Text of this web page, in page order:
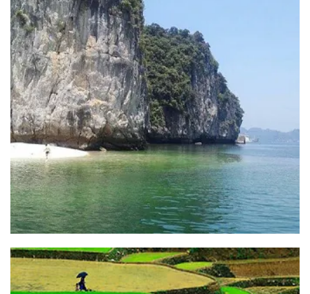
Randonnée Sapa en 3 jours
Résumé du circuit: Randonnée Sapa en 3 jours
DESTINATION : Lao Cai - Sapa - Ma Tra - Ta Phin - [...]
READ MORE